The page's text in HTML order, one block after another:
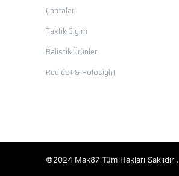
Çantalar
Taktik Giyim
Balistik Ürünler
Red dot & Holosight
©2024 Mak87 Tüm Hakları Saklıdır .